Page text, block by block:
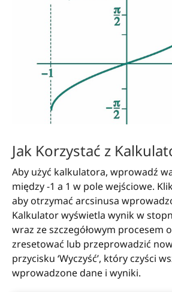
Jak Korzystać z
Aby użyć kalkulatora, wprowadź
między -1 a 1 w pole wejściowe.
aby otrzymać arcsinusa
Kalkulator wyświetla wynik w
wraz ze szczegółowym procesem
zresetować lub przeprowadzić
przycisku ‘Wyczyść’, który czyści
wprowadzone dane i wyniki.